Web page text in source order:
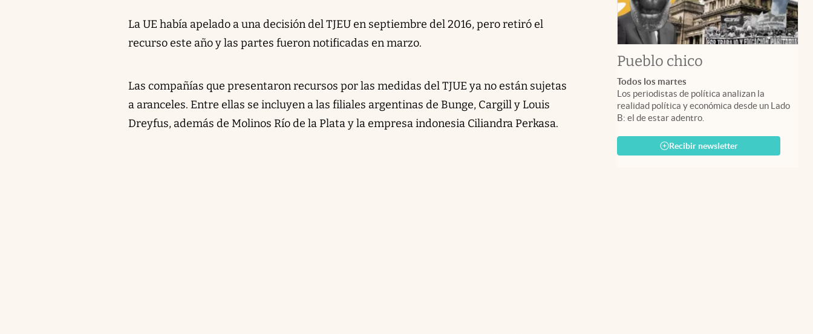
La UE había apelado a una decisión del TJEU en septiembre del 2016, pero retiró el
recurso este año y las partes fueron notificadas en marzo.
Las compañías que presentaron recursos por las medidas del TJUE ya no están sujetas
a aranceles. Entre ellas se incluyen a las filiales argentinas de Bunge, Cargill y Louis
Dreyfus, además de Molinos Río de la Plata y la empresa indonesia Ciliandra Perkasa.
Pueblo chico
Todos los martes
Los periodistas de política analizan la
realidad política y económica desde un Lado
B: el de estar adentro.
Recibir newsletter